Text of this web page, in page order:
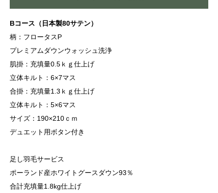
Bコース（日本製80サテン）
柄：フロータスP
プレミアムダウンウォッシュ洗浄
肌掛：充填量0.5ｋｇ仕上げ
立体キルト：6×7マス
合掛：充填量1.3ｋｇ仕上げ
立体キルト：5×6マス
サイズ：190×210ｃｍ
デュエット用ボタン付き
足し羽毛サービス
ポーランド産ホワイトグースダウン93％
合計充填量1.8kg仕上げ